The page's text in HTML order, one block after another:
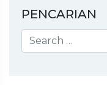
PENCARIAN